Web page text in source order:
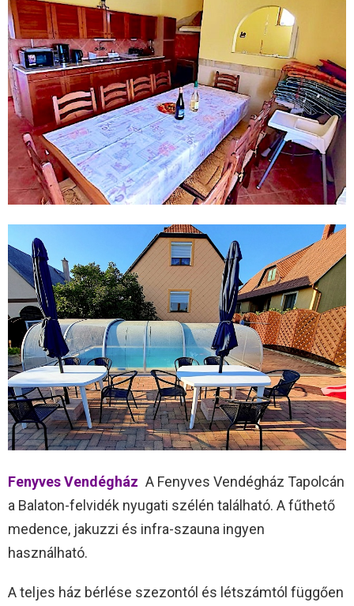
Fenyves Vendégház A Fenyves Vendégház Tapolcán
a Balaton-felvidék nyugati szélén található. A fűthető
medence, jakuzzi és infra-szauna ingyen
használható.
A teljes ház bérlése szezontól és létszámtól függően